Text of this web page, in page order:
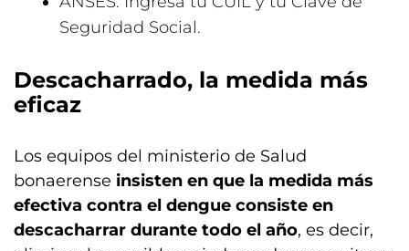
Seguridad Social.
Descacharrado, la medida más
eficaz
Los equipos del ministerio de Salud
bonaerense insisten en que la medida más
efectiva contra el dengue consiste en
descacharrar durante todo el año, es decir,